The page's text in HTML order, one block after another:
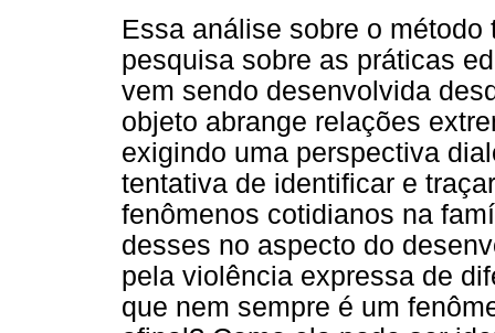
Essa análise sobre o
pesquisa sobre as práticas
vem sendo desenvolvida
objeto abrange relações
exigindo uma perspectiva
tentativa de identificar e
fenômenos cotidianos na
desses no aspecto do
pela violência expressa de
que nem sempre é um